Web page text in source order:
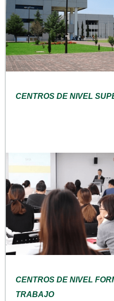
CENTROS DE NIVEL
CENTROS DE NIVEL
TRABAJO